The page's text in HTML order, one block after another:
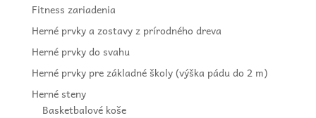
Fitness zariadenia
Herné prvky a zostavy z prírodného dreva
Herné prvky do svahu
Herné prvky pre základné školy (výška pádu do 2 m)
Herné steny
Basketbalové koše